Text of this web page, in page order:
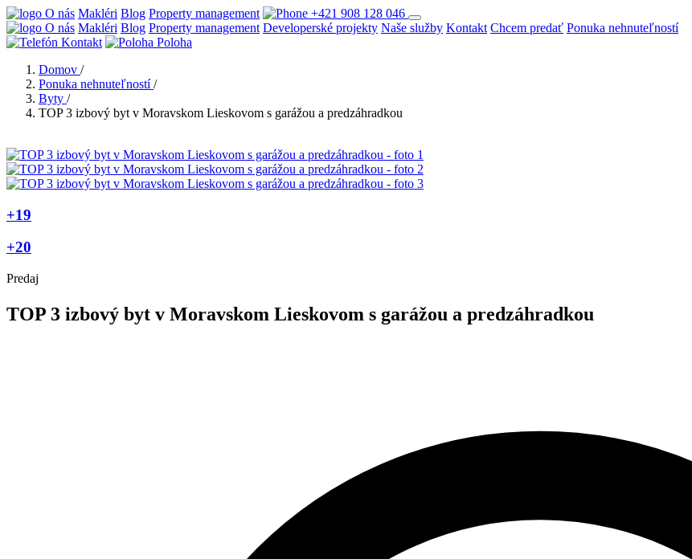
O nás Makléri Blog Property management
+421 908 128 046
O nás Makléri Blog Property management Developerské projekty Naše služby Kontakt Chcem predať Ponuka nehnuteľností
Kontakt
Poloha
Domov /
Ponuka nehnuteľností /
Byty /
TOP 3 izbový byt v Moravskom Lieskovom s garážou a predzáhradkou
+19
+20
Predaj
TOP 3 izbový byt v Moravskom Lieskovom s garážou a predzáhradkou